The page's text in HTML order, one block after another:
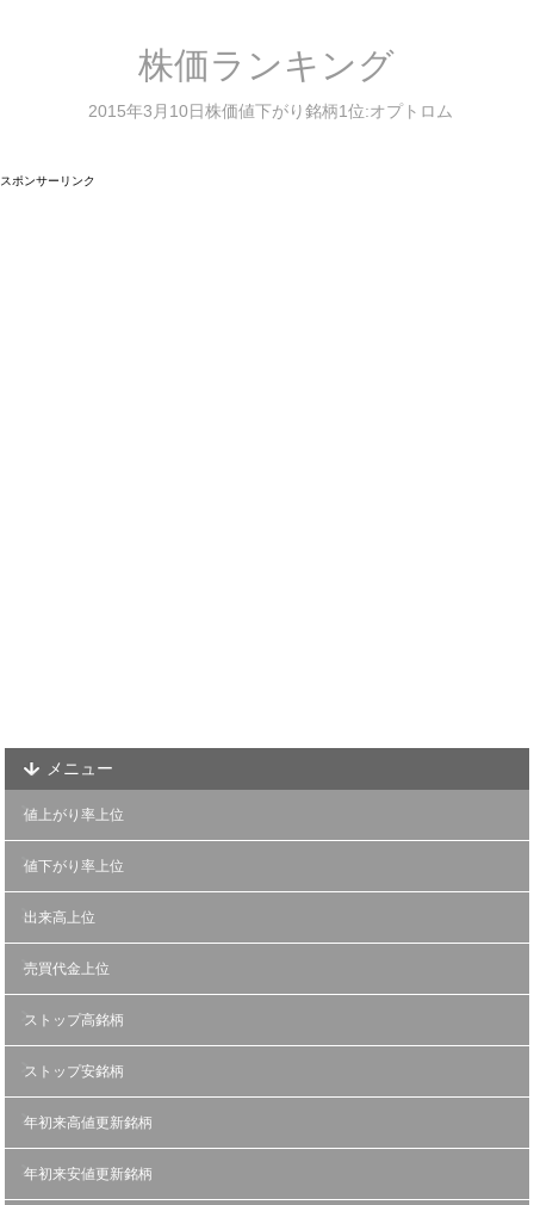
株価ランキング
2015年3月10日株価値下がり銘柄1位:オプトロム
スポンサーリンク
メニュー
値上がり率上位
値下がり率上位
出来高上位
売買代金上位
ストップ高銘柄
ストップ安銘柄
年初来高値更新銘柄
年初来安値更新銘柄